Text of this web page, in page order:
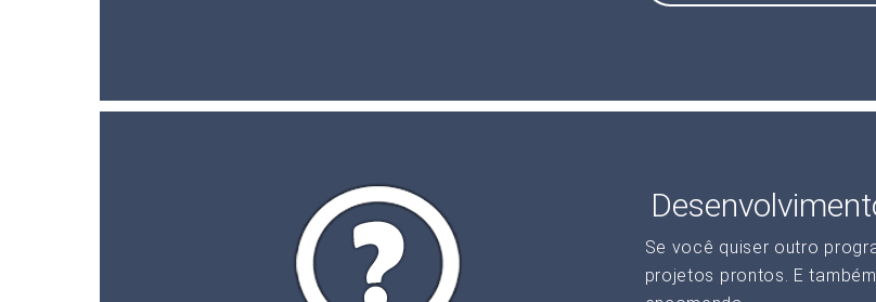
Se você quiser outro
projetos prontos. E